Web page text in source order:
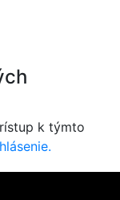
k týmto